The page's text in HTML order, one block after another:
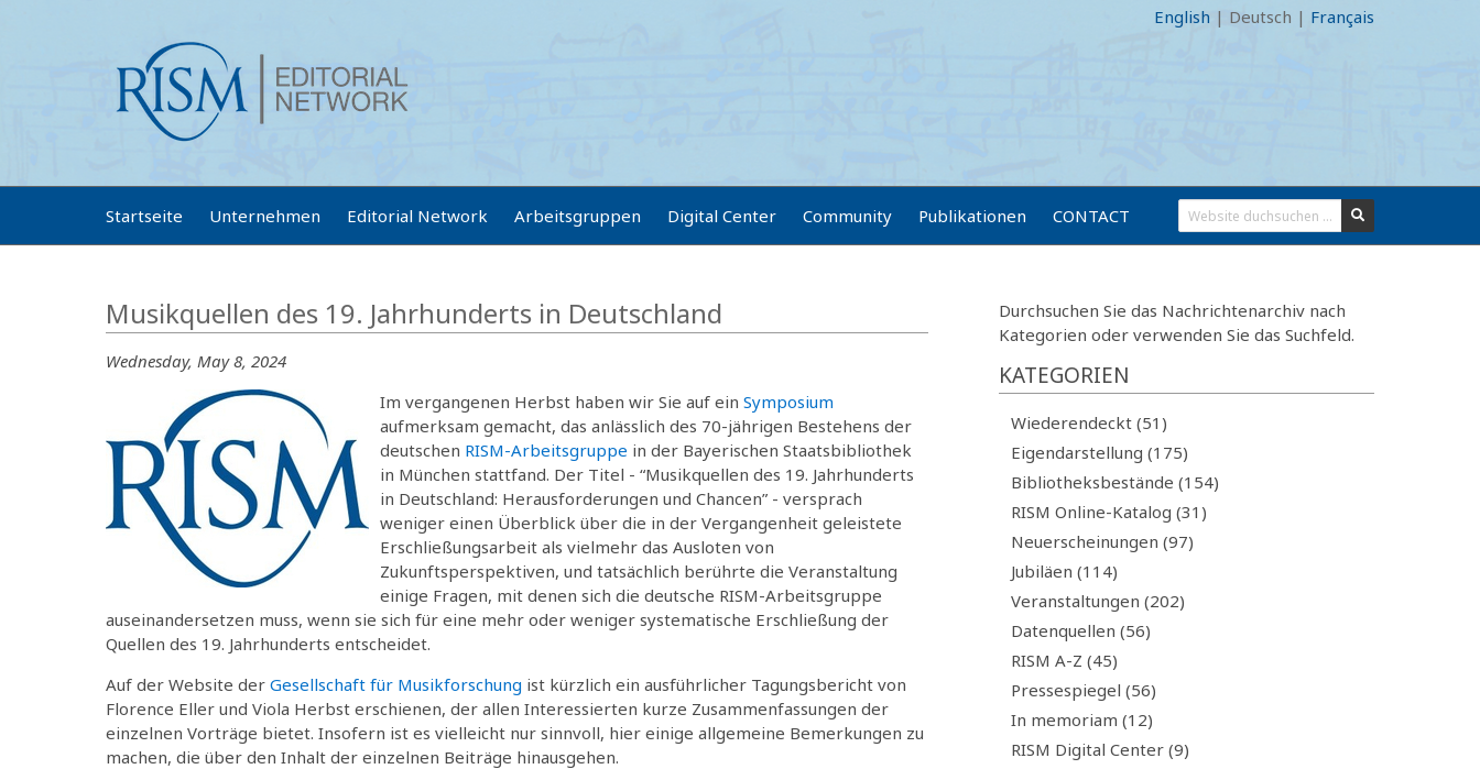
English | Deutsch | Français
Startseite Unternehmen Editorial Network Arbeitsgruppen Digital Center Community Publikationen CONTACT
Musikquellen des 19. Jahrhunderts in Deutschland
Wednesday, May 8, 2024
Im vergangenen Herbst haben wir Sie auf ein Symposium
aufmerksam gemacht, das anlässlich des 70-jährigen Bestehens der
deutschen RISM-Arbeitsgruppe in der Bayerischen Staatsbibliothek
in München stattfand. Der Titel - “Musikquellen des 19. Jahrhunderts
in Deutschland: Herausforderungen und Chancen” - versprach
weniger einen Überblick über die in der Vergangenheit geleistete
Erschließungsarbeit als vielmehr das Ausloten von
Zukunftsperspektiven, und tatsächlich berührte die Veranstaltung
einige Fragen, mit denen sich die deutsche RISM-Arbeitsgruppe
auseinandersetzen muss, wenn sie sich für eine mehr oder weniger systematische Erschließung der
Quellen des 19. Jahrhunderts entscheidet.
Auf der Website der Gesellschaft für Musikforschung ist kürzlich ein ausführlicher Tagungsbericht von
Florence Eller und Viola Herbst erschienen, der allen Interessierten kurze Zusammenfassungen der
einzelnen Vorträge bietet. Insofern ist es vielleicht nur sinnvoll, hier einige allgemeine Bemerkungen zu
machen, die über den Inhalt der einzelnen Beiträge hinausgehen.
Durchsuchen Sie das Nachrichtenarchiv nach
Kategorien oder verwenden Sie das Suchfeld.
KATEGORIEN
Wiederendeckt (51)
Eigendarstellung (175)
Bibliotheksbestände (154)
RISM Online-Katalog (31)
Neuerscheinungen (97)
Jubiläen (114)
Veranstaltungen (202)
Datenquellen (56)
RISM A-Z (45)
Pressespiegel (56)
In memoriam (12)
RISM Digital Center (9)